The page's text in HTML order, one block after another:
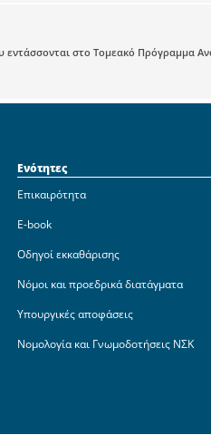
στο Τομεακό Πρόγραμμα
Ενότητες
Επικαιρότητα
E-book
Οδηγοί εκκαθάρισης
Νόμοι και προεδρικά διατάγματα
Υπουργικές αποφάσεις
Νομολογία και Γνωμοδοτήσεις ΝΣΚ